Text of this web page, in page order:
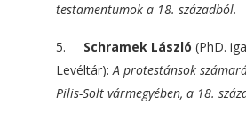
testamentumok a 18. századból.
5. Schramek László (PhD.
Levéltár):A protestánsok
Pilis-Solt vármegyében, a 18.